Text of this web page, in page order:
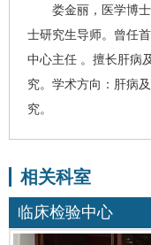
娄金丽 ，医学博
士研究生导师。曾任
中心主任 。擅长肝病
究。学术方向：肝病
究。
相关科室
临床检验中心